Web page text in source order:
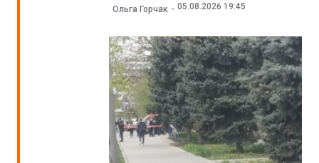
Ольга Горчак 05.08.2026 19:45